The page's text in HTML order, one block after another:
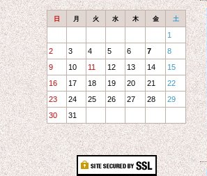
日 月 火 水 木 金 土
1
2
3 4 5 6 7
8
9
10 11 12 13 14
15
16
17 18 19 20 21
22
23
24 25 26 27 28
29
30
31